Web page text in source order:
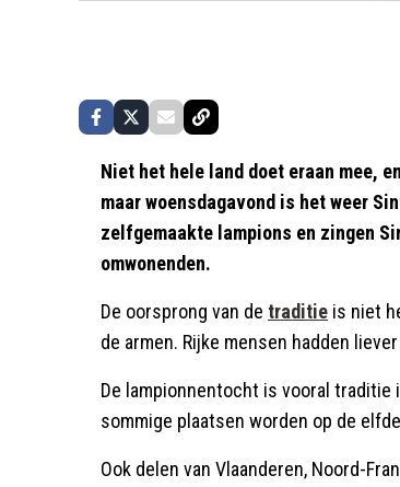
Niet het hele land doet eraan mee,
maar woensdagavond is het weer
zelfgemaakte lampions en zingen
omwonenden.
De oorsprong van de traditie is niet
de armen. Rijke mensen hadden
De lampionnentocht is vooral traditie
sommige plaatsen worden op de
Ook delen van Vlaanderen, Noord-